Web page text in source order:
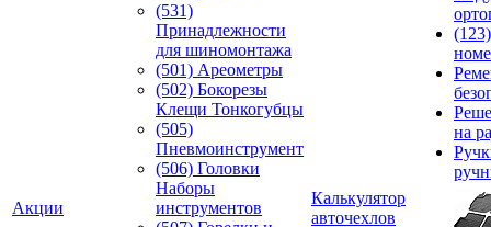
Акции
(531)
Принадлежности
для шиномонтажа
(501) Ареометры
(502) Бокорезы
Клещи Тонкогубцы
(505)
Пневмоинструмент
(506) Головки
Наборы
инструментов
Калькулятор
авточехлов
на